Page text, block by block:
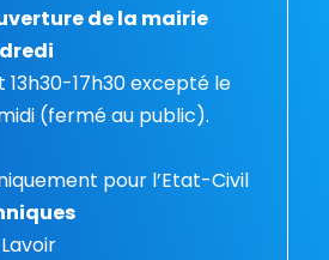
de la mairie
13h30-17h30 excepté le
(fermé au public).
pour l’Etat-Civil